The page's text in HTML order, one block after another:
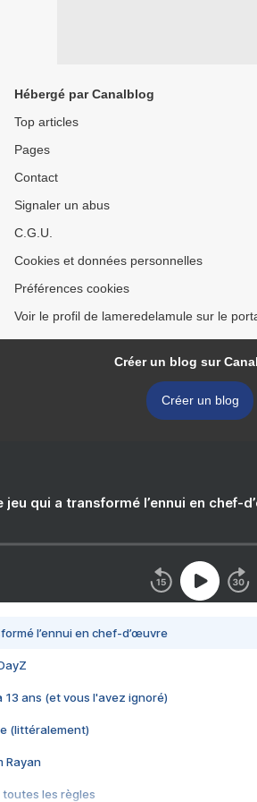
Hébergé par Canalblog
Top articles
Pages
Contact
Signaler un abus
C.G.U.
Cookies et données personnelles
Préférences cookies
Voir le profil de lameredelamule sur le
Créer un blog sur
Créer un blog
jeu qui a transformé l’ennui en chef-
l’ennui en chef-d’œuvre
13 ans (et vous l'avez ignoré)
(littéralement)
Rayan
toutes les règles